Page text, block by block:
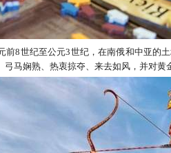
前8世纪至公元3世纪，在南俄和中亚
马娴熟、热衷掠夺、来去如风，并对黄